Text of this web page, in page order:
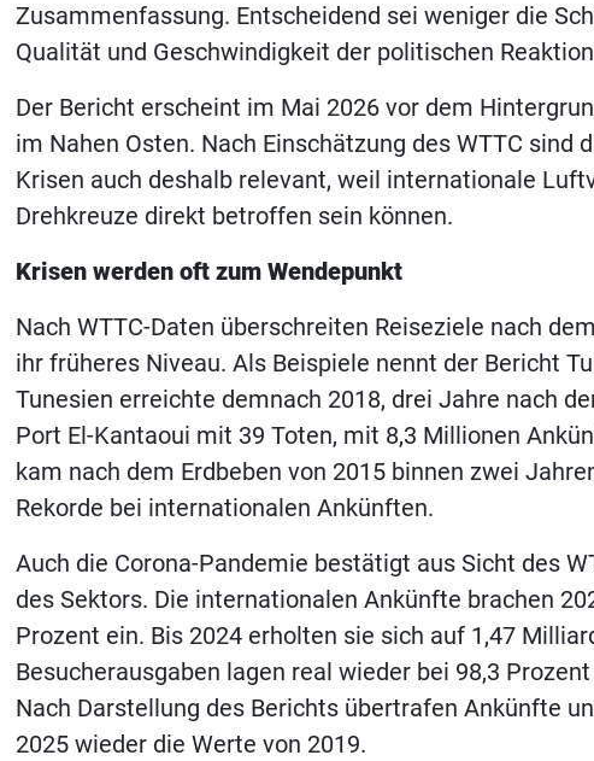
Zusammenfassung. Entscheidend sei weniger die
Qualität und Geschwindigkeit der politischen
Der Bericht erscheint im Mai 2026 vor dem
im Nahen Osten. Nach Einschätzung des WTTC sind
Krisen auch deshalb relevant, weil internationale
Drehkreuze direkt betroffen sein können.
Krisen werden oft zum Wendepunkt
Nach WTTC-Daten überschreiten Reiseziele nach
ihr früheres Niveau. Als Beispiele nennt der Bericht
Tunesien erreichte demnach 2018, drei Jahre nach
Port El-Kantaoui mit 39 Toten, mit 8,3 Millionen
kam nach dem Erdbeben von 2015 binnen zwei
Rekorde bei internationalen Ankünften.
Auch die Corona-Pandemie bestätigt aus Sicht des
des Sektors. Die internationalen Ankünfte brachen
Prozent ein. Bis 2024 erholten sie sich auf 1,47
Besucherausgaben lagen real wieder bei 98,3
Nach Darstellung des Berichts übertrafen Ankünfte
2025 wieder die Werte von 2019.